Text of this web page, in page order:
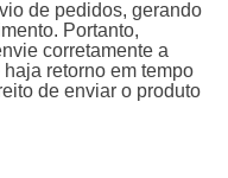
de pedidos, gerando
Portanto,
corretamente a
retorno em tempo
de enviar o produto